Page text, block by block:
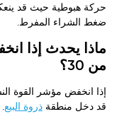
حركة هبوطية حيث قد
ضغط الشراء المفرط.
ماذا يحدث إذا
من 30؟
قد دخل منطقة ذروة البيع